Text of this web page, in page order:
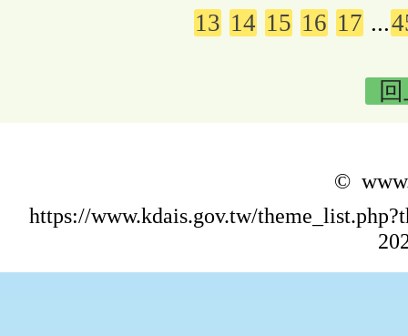
13 14 15 16 17 ...
©
https://www.kdais.gov.tw/